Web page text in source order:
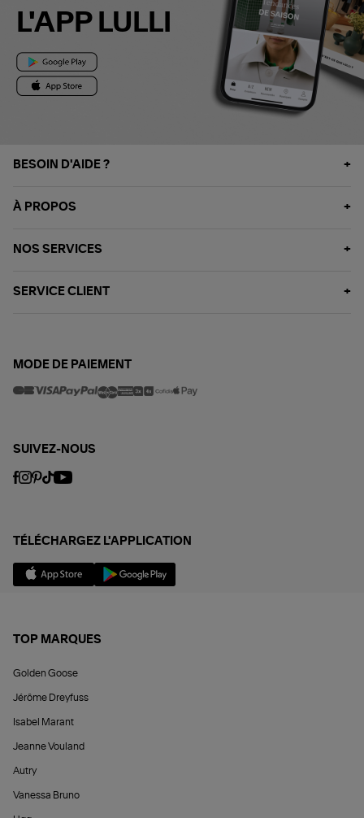
L'APP LULLI
BESOIN D'AIDE ?
À PROPOS
NOS SERVICES
SERVICE CLIENT
MODE DE PAIEMENT
SUIVEZ-NOUS
TÉLÉCHARGEZ L'APPLICATION
TOP MARQUES
Golden Goose
Jérôme Dreyfuss
Isabel Marant
Jeanne Vouland
Autry
Vanessa Bruno